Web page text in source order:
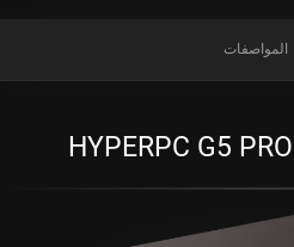
المواصفات